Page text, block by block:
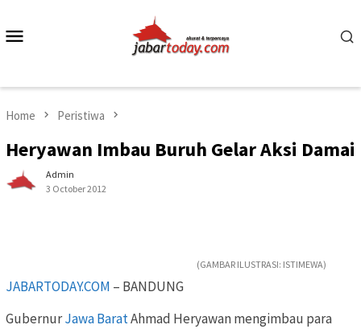
content
Home Peristiwa
Heryawan Imbau Buruh Gelar Aksi Damai
Admin
3 October 2012
(GAMBAR ILUSTRASI: ISTIMEWA)
JABARTODAY.COM – BANDUNG
GubernurJawa BaratAhmad Heryawan mengimbau para